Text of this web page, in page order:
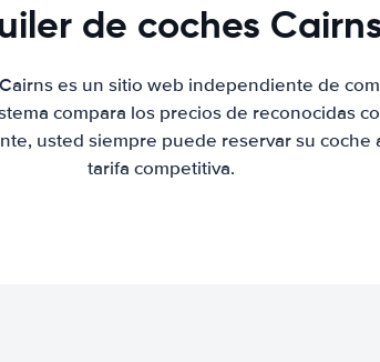
de coches
es un sitio web independiente de
compara los precios de reconocidas
usted siempre puede reservar su coche
tarifa competitiva.